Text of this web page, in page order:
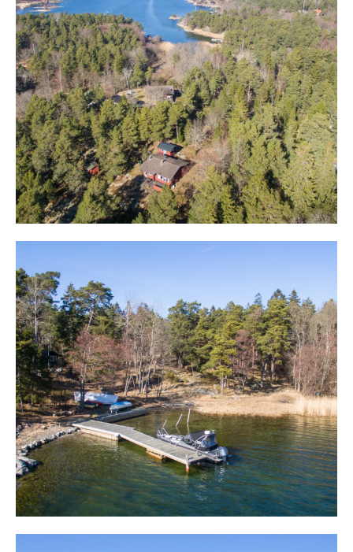
kanal. Vill man inte ta egen båt finns flera möjligheter
att ta sig till ön, året runt. Passbåt med Stavsnäs båttaxi
går med flera turer dagligen under sommarhalvåret till
Halvans brygga, några minuters promenad från tomten.
Vill man ta sig ut
på vintern eller övrig del av året går även w-båt mellan
Stavsnäs och Styrsvik på Runmarö och sedan finns
möjlighet taxi som tar dig fram till brofästet på
Runmarösidan. Cykel, flakmoped och fyrhjuling hör
också till
transportmedlen på ön.
området.
Från vilket håll man än kommer är man snabbt är man
uppe på höjden och tomten. Huvudbyggnaden, på cirka
60 m², ligger centralt och omges av en altan på sjösidan.
Här finns plats för både grill, mat- och soffgrupp.
Altanen når man från utgång från köket och huset
disponeras med öppen planlösning med kök, matplats
och sällskapsrum. Centralt i mitten av rummet finns en
murad öppen spis som ger värme och atmosfär.
Matplats i köket ger plats för minst sex personer och
soffgrupp i sällskapsrum för hela familjen. Stora fönster